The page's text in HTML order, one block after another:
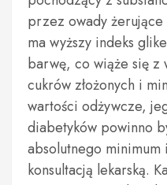
przez owady
ma wyższy indeks
barwę, co wiąże się z
cukrów złożonych i
wartości odżywcze,
diabetyków powinno
absolutnego
konsultacją lekarską.